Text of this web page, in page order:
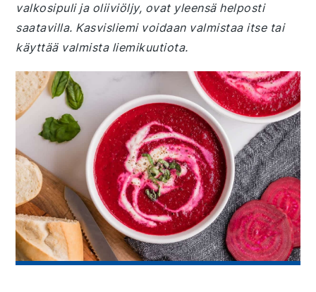
valkosipuli ja oliiviöljy, ovat yleensä helposti
saatavilla. Kasvisliemi voidaan valmistaa itse tai
käyttää valmista liemikuutiota.